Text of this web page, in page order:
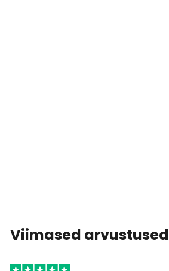
Viimased arvustused